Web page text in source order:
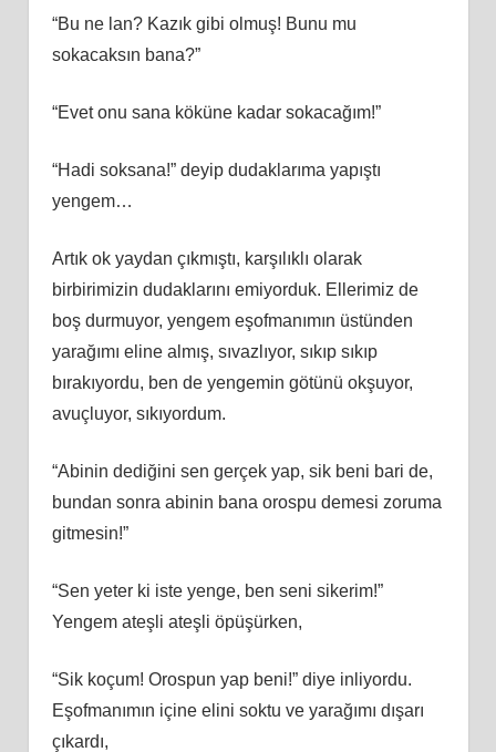
“Bu ne lan? Kazık gibi olmuş! Bunu mu
sokacaksın bana?”
“Evet onu sana köküne kadar sokacağım!”
“Hadi soksana!” deyip dudaklarıma yapıştı
yengem…
Artık ok yaydan çıkmıştı, karşılıklı olarak
birbirimizin dudaklarını emiyorduk. Ellerimiz de
boş durmuyor, yengem eşofmanımın üstünden
yarağımı eline almış, sıvazlıyor, sıkıp sıkıp
bırakıyordu, ben de yengemin götünü okşuyor,
avuçluyor, sıkıyordum.
“Abinin dediğini sen gerçek yap, sik beni bari de,
bundan sonra abinin bana orospu demesi zoruma
gitmesin!”
“Sen yeter ki iste yenge, ben seni sikerim!”
Yengem ateşli ateşli öpüşürken,
“Sik koçum! Orospun yap beni!” diye inliyordu.
Eşofmanımın içine elini soktu ve yarağımı dışarı
çıkardı,